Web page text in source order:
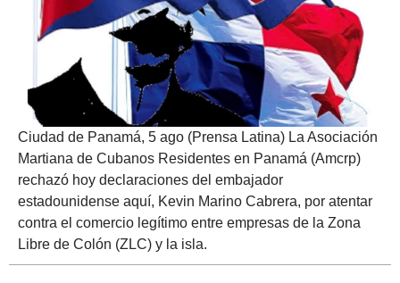
Ciudad de Panamá, 5 ago (Prensa Latina) La Asociación
Martiana de Cubanos Residentes en Panamá (Amcrp)
rechazó hoy declaraciones del embajador
estadounidense aquí, Kevin Marino Cabrera, por atentar
contra el comercio legítimo entre empresas de la Zona
Libre de Colón (ZLC) y la isla.